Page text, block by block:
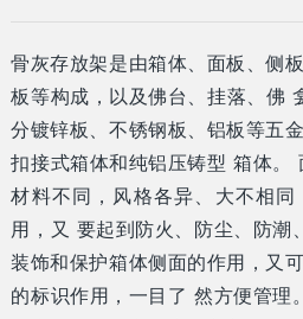
骨灰存放架是由箱体、面板、侧
板等构成，以及佛台、挂落、佛
分镀锌板、不锈钢板、铝板等五
扣接式箱体和纯铝压铸型 箱体。
材料不同，风格各异、大不相
用，又 要起到防火、防尘、防潮
装饰和保护箱体侧面的作用，又
的标识作用，一目了 然方便管理